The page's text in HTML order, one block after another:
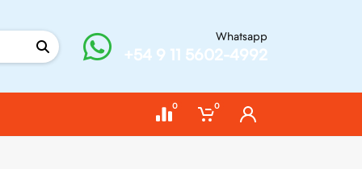
Whatsapp
+54 9 11 5602-4992
0 0